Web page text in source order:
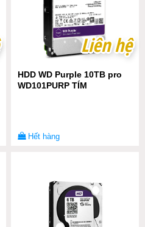
Liên hệ
Liên hệ
HDD WD Purple 10TB pro
WD101PURP TÍM
Hết hàng